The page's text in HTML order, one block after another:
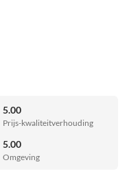
5.00
Prijs-kwaliteitverhouding
5.00
Omgeving